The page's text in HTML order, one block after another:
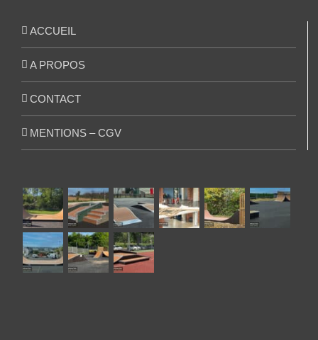
ACCUEIL
A PROPOS
CONTACT
MENTIONS – CGV